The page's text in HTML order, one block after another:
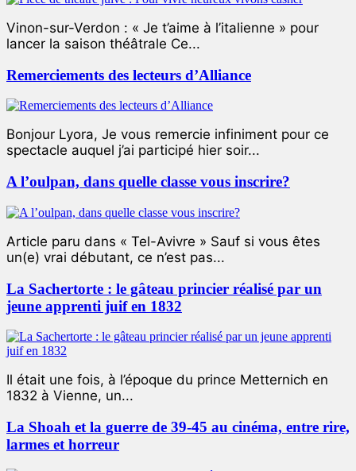
Vinon-sur-Verdon : « Je t’aime à l’italienne » pour
lancer la saison théâtrale Ce...
Remerciements des lecteurs d’Alliance
Bonjour Lyora, Je vous remercie infiniment pour ce
spectacle auquel j’ai participé hier soir...
A l’oulpan, dans quelle classe vous inscrire?
Article paru dans « Tel-Avivre » Sauf si vous êtes
un(e) vrai débutant, ce n’est pas...
La Sachertorte : le gâteau princier réalisé par un
jeune apprenti juif en 1832
Il était une fois, à l’époque du prince Metternich en
1832 à Vienne, un...
La Shoah et la guerre de 39-45 au cinéma, entre rire,
larmes et horreur